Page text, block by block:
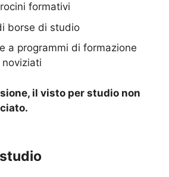
formativi
borse di studio
a programmi di formazione
il visto per studio non